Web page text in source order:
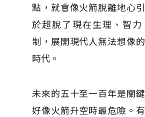
點，就會像火箭脫離地心
於超脫了現在生理、智
制，展開現代人無法想像
時代。
未來的五十至一百年是關
好像火箭升空時最危險。